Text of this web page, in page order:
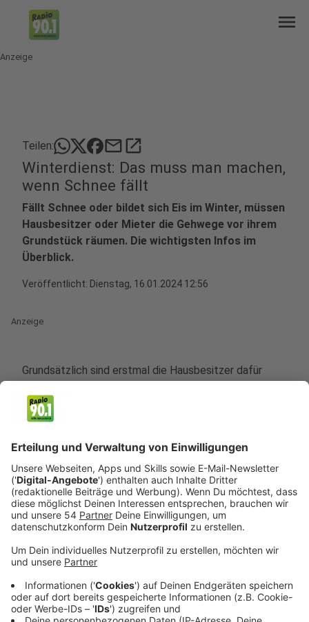
menu
Anzeige
Teilen: mailopen_in_new
Winterdienst: Das muss man machen,
wenn Schnee fällt
Fällt Schnee oder bildet sich Eis im Winter, müssen
Hausbesitzer oder Mieter die Gehwege vor ihrem
Grundstück räumen. Die wichtigsten Infos im
Überblick.
Veröffentlicht: Dienstag, 16.01.2024 12:56
Anzeige
Grundsätzlich sind erstmal die Hausbesitzer dafür
Grundstücken geräumt und gestreut werden. Das ist
muss auch im Zweifel mehrmals täglich passieren,
Das Problem: Jede Stadt oder Gemeinde hat eigene
Regeln. Es gibt allerdings ein paar Faustregeln, an die
man sich halten kann.
Anzeige
Räumen, wenn es aufhört zu schneien
Anzeige